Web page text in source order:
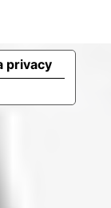
privacy